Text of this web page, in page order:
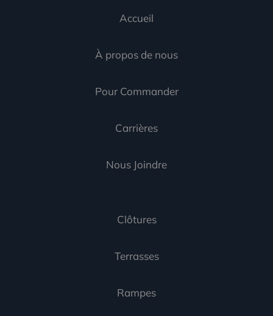
Accueil
À propos de nous
Pour Commander
Carrières
Nous Joindre
Clôtures
Terrasses
Rampes